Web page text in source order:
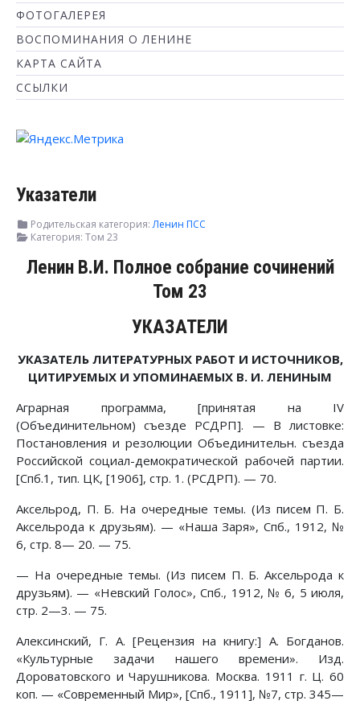
ФОТОГАЛЕРЕЯ
ВОСПОМИНАНИЯ О ЛЕНИНЕ
КАРТА САЙТА
ССЫЛКИ
Указатели
Родительская категория:Ленин ПСС
Категория: Том 23
Ленин В.И. Полное собрание сочинений
Том 23
УКАЗАТЕЛИ
УКАЗАТЕЛЬ ЛИТЕРАТУРНЫХ РАБОТ И ИСТОЧНИКОВ,
ЦИТИРУЕМЫХ И УПОМИНАЕМЫХ В. И. ЛЕНИНЫМ
Аграрная программа, [принятая на IV
(Объединительном) съезде РСДРП]. — В листовке:
Постановления и резолюции Объединительн. съезда
Российской социал-демократической рабочей партии.
[Спб.1, тип. ЦК, [1906], стр. 1. (РСДРП). — 70.
Аксельрод, П. Б. На очередные темы. (Из писем П. Б.
Аксельрода к друзьям). — «Наша Заря», Спб., 1912, №
6, стр. 8— 20. — 75.
— На очередные темы. (Из писем П. Б. Аксельрода к
друзьям). — «Невский Голос», Спб., 1912, № 6, 5 июля,
стр. 2—3. — 75.
Алексинский, Г. А. [Рецензия на книгу:] А. Богданов.
«Культурные задачи нашего времени». Изд.
Дороватовского и Чарушникова. Москва. 1911 г. Ц. 60
коп. — «Современный Мир», [Спб., 1911], №7, стр. 345—